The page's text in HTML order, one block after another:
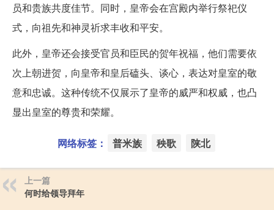
员和贵族共度佳节。同时，皇帝会在宫殿内举行祭祀仪
式，向祖先和神灵祈求丰收和平安。
此外，皇帝还会接受官员和臣民的贺年祝福，他们需要依
次上朝进贺，向皇帝和皇后磕头、谈心，表达对皇室的敬
意和忠诚。这种传统不仅展示了皇帝的威严和权威，也凸
显出皇室的尊贵和荣耀。
网络标签： 普米族 秧歌 陕北
上一篇
何时给领导拜年